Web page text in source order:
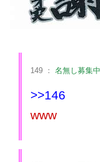
149 ： 名無し募集
>>146
www